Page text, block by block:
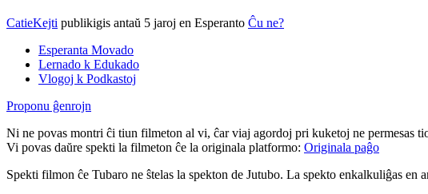
CatieKejti publikigis antaŭ 5 jaroj en Esperanto Ĉu ne?
Esperanta Movado
Lernado k Edukado
Vlogoj k Podkastoj
Proponu ĝenrojn
Ni ne povas montri ĉi tiun filmeton al vi, ĉar viaj agordoj pri kuketoj ne
Vi povas daŭre spekti la filmeton ĉe la originala platformo: Originala paĝo
Spekti filmon ĉe Tubaro ne ŝtelas la spekton de Jutubo. La spekto enkalkuliĝas en